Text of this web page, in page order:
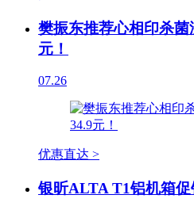
樊振东推荐心相印杀菌
元！
07.26
优惠直达 >
银昕ALTA T1铝机箱